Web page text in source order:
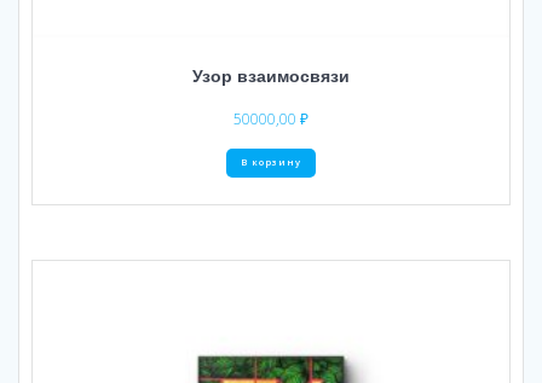
Узор взаимосвязи
50000,00 ₽
В корзину